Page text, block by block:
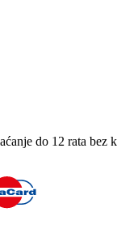
do 12 rata